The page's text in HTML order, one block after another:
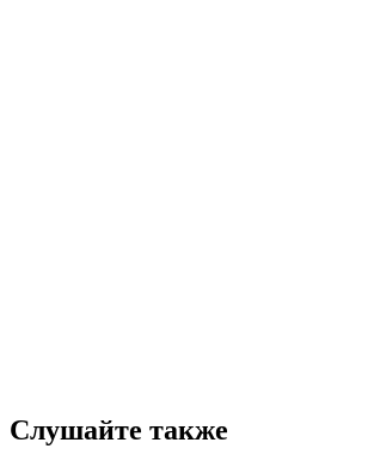
Слушайте также